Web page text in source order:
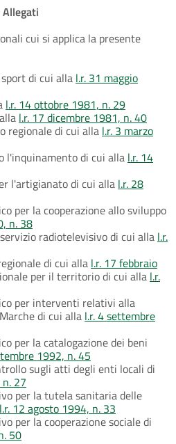
Allegati
cui si applica la presente
di cui alla l.r. 31 maggio
l.r. 14 ottobre 1981, n. 29
l.r. 17 dicembre 1981, n. 40
regionale di cui alla l.r. 3 marzo
l'inquinamento di cui alla l.r. 14
l'artigianato di cui alla l.r. 28
per la cooperazione allo sviluppo
n. 38
radiotelevisivo di cui alla l.r.
di cui alla l.r. 17 febbraio
per il territorio di cui alla l.r.
per interventi relativi alla
di cui alla l.r. 4 settembre
per la catalogazione dei beni
1992, n. 45
sugli atti degli enti locali di
27
per la tutela sanitaria delle
l.r. 12 agosto 1994, n. 33
per la cooperazione sociale di
50